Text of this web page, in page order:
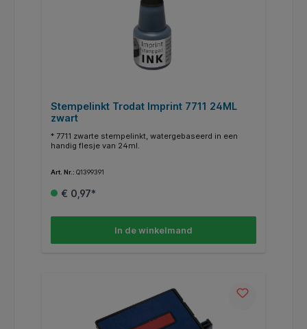
Stempelinkt Trodat Imprint 7711 24ML
zwart
* 7711 zwarte stempelinkt, watergebaseerd in een
handig flesje van 24ml.
Art. Nr.: Q1399391
€ 0,97*
In de winkelmand